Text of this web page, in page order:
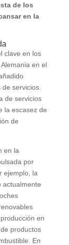
de los
en la
clave en los
en el
servicios.
de servicios
la escasez de
de
en la
por
ejemplo, la
actualmente
en
productos
En